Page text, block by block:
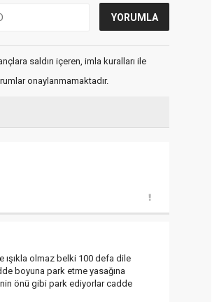
saldırı içeren, imla kuralları ile
onaylanmamaktadır.
ışıkla olmaz belki 100 defa dile
boyuna park etme yasağına
önü gibi park ediyorlar cadde